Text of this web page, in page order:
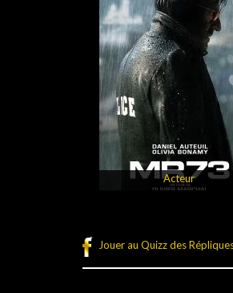
Acteur
Jouer au Quizz des